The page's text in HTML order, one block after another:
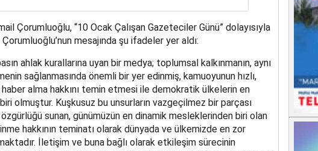
Çorumluoğlu, “10 Ocak Çalışan Gazeteciler Günü” dolayısıyla
mesajında şu ifadeler yer aldı:
ahlak kurallarına uyan bir medya; toplumsal kalkınmanın, aynı
sağlanmasında önemli bir yer edinmiş, kamuoyunun hızlı,
alma hakkını temin etmesi ile demokratik ülkelerin en
olmuştur. Kuşkusuz bu unsurların vazgeçilmez bir parçası
sunan, günümüzün en dinamik mesleklerinden biri olan
hakkının teminatı olarak dünyada ve ülkemizde en zor
İletişim ve buna bağlı olarak etkileşim sürecinin